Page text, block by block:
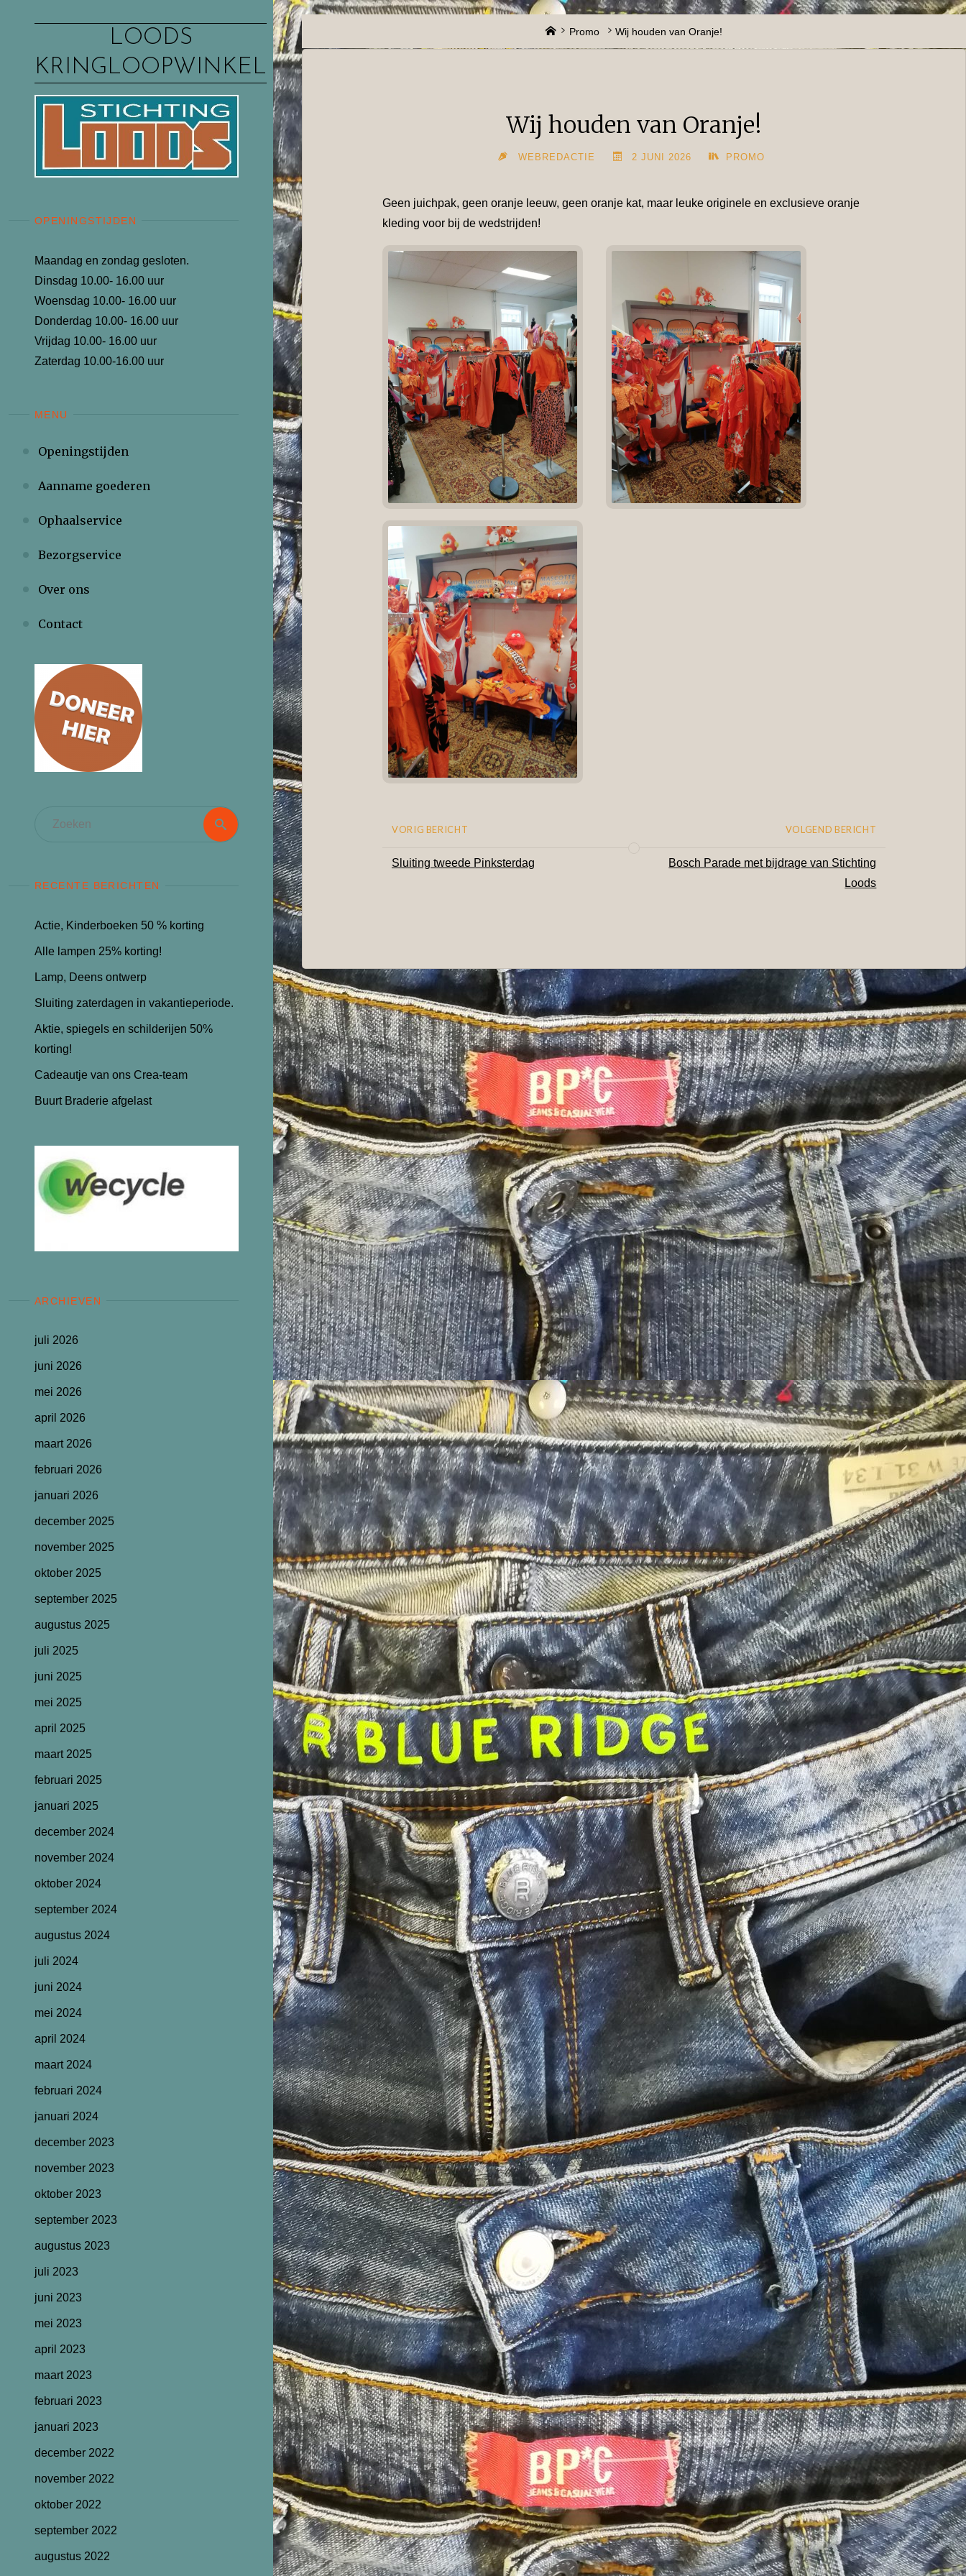
LOODS
KRINGLOOPWINKEL
OPENINGSTIJDEN
Maandag en zondag gesloten.
Dinsdag 10.00- 16.00 uur
Woensdag 10.00- 16.00 uur
Donderdag 10.00- 16.00 uur
Vrijdag 10.00- 16.00 uur
Zaterdag 10.00-16.00 uur
MENU
Openingstijden
Aanname goederen
Ophaalservice
Bezorgservice
Over ons
Contact
Zoeken
Zoeken
RECENTE BERICHTEN
Actie, Kinderboeken 50 % korting
Alle lampen 25% korting!
Lamp, Deens ontwerp
Sluiting zaterdagen in vakantieperiode.
Aktie, spiegels en schilderijen 50%
korting!
Cadeautje van ons Crea-team
Buurt Braderie afgelast
ARCHIEVEN
juli 2026
juni 2026
mei 2026
april 2026
maart 2026
februari 2026
januari 2026
december 2025
november 2025
oktober 2025
september 2025
augustus 2025
juli 2025
juni 2025
mei 2025
april 2025
maart 2025
februari 2025
januari 2025
december 2024
november 2024
oktober 2024
september 2024
augustus 2024
juli 2024
juni 2024
mei 2024
april 2024
maart 2024
februari 2024
januari 2024
december 2023
november 2023
oktober 2023
september 2023
augustus 2023
juli 2023
juni 2023
mei 2023
april 2023
maart 2023
februari 2023
januari 2023
december 2022
november 2022
oktober 2022
september 2022
augustus 2022
HomePromo Wij houden van Oranje!
Wij houden van Oranje!
WEBREDACTIE 2 JUNI 2026 PROMO
Geen juichpak, geen oranje leeuw, geen oranje kat, maar leuke originele en exclusieve oranje
kleding voor bij de wedstrijden!
VORIG BERICHT
Sluiting tweede Pinksterdag
VOLGEND BERICHT
Bosch Parade met bijdrage van Stichting
Loods